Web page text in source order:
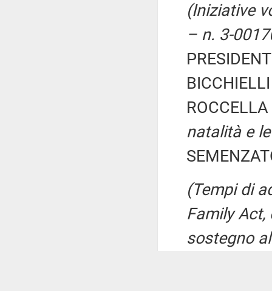
(Iniziative
– n. 3-
natalità e
(Tempi di
Family
sostegno